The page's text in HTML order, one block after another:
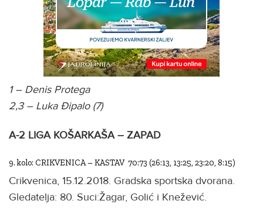
1 – Denis Protega
2,3 – Luka Đipalo (7)
A-2 LIGA KOŠARKAŠA – ZAPAD
9. kolo: CRIKVENICA – KASTAV 70:73 (26:13, 13:25, 23:20, 8:15)
Crikvenica, 15.12.2018. Gradska sportska dvorana.
Gledatelja: 80. Suci:Žagar, Golić i Knežević.